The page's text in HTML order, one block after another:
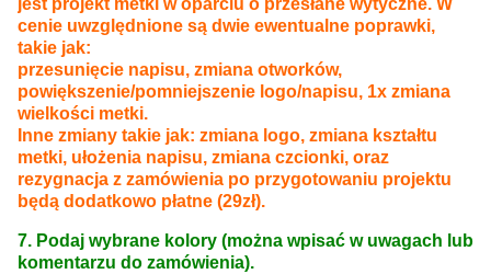
jest projekt metki w oparciu o przesłane wytyczne. W
cenie uwzględnione są dwie ewentualne poprawki,
takie jak:
przesunięcie napisu, zmiana otworków,
powiększenie/pomniejszenie logo/napisu, 1x zmiana
wielkości metki.
Inne zmiany takie jak: zmiana logo, zmiana kształtu
metki, ułożenia napisu, zmiana czcionki, oraz
rezygnacja z zamówienia po przygotowaniu projektu
będą dodatkowo płatne (29zł).
7. Podaj wybrane kolory (można wpisać w uwagach lub
komentarzu do zamówienia).